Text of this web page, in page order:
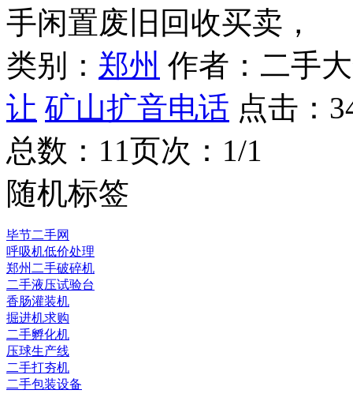
手闲置废旧回收买卖，
类别： 郑州 作者：二手
让 矿山扩音电话 点击：
总数：11页次：1/1
随机标签
毕节二手网
呼吸机低价处理
郑州二手破碎机
二手液压试验台
香肠灌装机
掘进机求购
二手孵化机
压球生产线
二手打夯机
二手包装设备